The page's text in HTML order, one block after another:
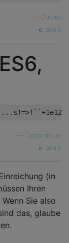
Οurous
quelle
Dendrobium
quelle
(in
Ihren
Sie also
das, glaube